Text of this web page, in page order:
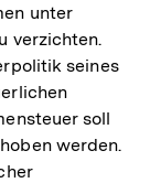
unter
verzichten.
seines
soll
werden.